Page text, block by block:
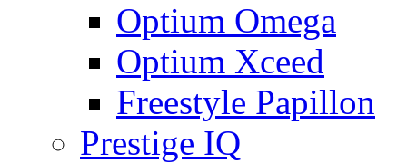
Optium Omega
Optium Xceed
Freestyle Papillon
Prestige IQ